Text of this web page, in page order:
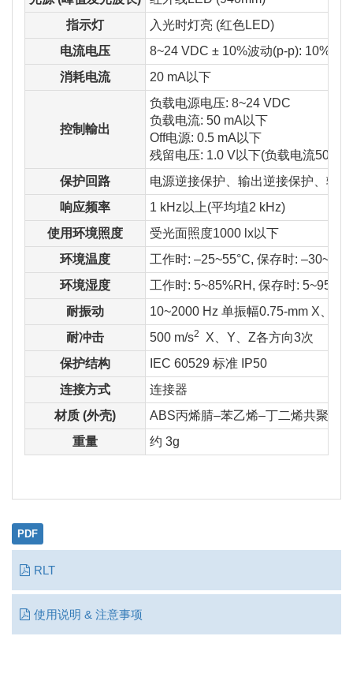
指示灯
入光时灯亮 (红色LED)
电流电压
8~24 VDC ± 10%波动(p-p): 10%以
消耗电流
20 mA以下
控制輸出
负载电源电压: 8~24 VDC
负载电流: 50 mA以下
Off电源: 0.5 mA以下
残留电压: 1.0 V以下(负载电流
保护回路
电源逆接保护、输出逆接保护、输
响应频率
1 kHz以上(平均埴2 kHz)
使用环境照度
受光面照度1000 lx以下
环境温度
工作时: –25~55°C, 保存时:
环境湿度
工作时: 5~85%RH, 保存时:
耐振动
10~2000 Hz 单振幅0.75-mm X、Y
耐冲击
500 m/s2
X、Y、Z各方向3次
保护结构
IEC 60529 标准 IP50
连接方式
连接器
材质 (外壳)
ABS丙烯腈–苯乙烯–丁二烯共聚物
重量
约 3g
PDF
RLT
使用说明 & 注意事项